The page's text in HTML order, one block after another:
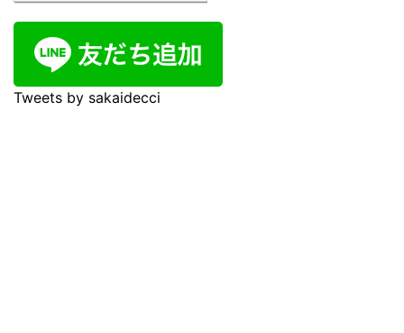
Tweets by sakaidecci